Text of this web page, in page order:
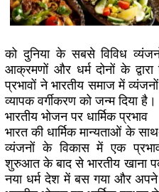
को दुनिया के सबसे विविध
आक्रमणों और धर्म दोनों के
प्रभावों ने भारतीय समाज में
व्यापक वर्गीकरण को जन्म दिया है।
भारतीय भोजन पर धार्मिक प्रभाव
भारत की धार्मिक मान्यताओं के
व्यंजनों के विकास में एक
शुरुआत के बाद से भारतीय खाना
नया धर्म देश में बस गया और अपने